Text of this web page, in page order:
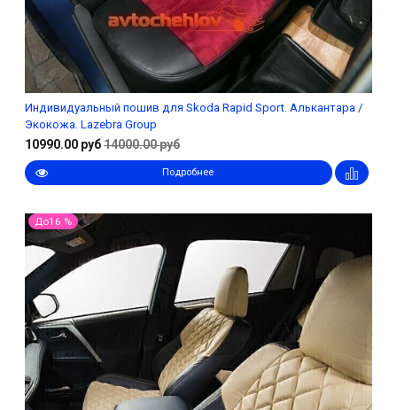
Индивидуальный пошив для Skoda Rapid Sport. Алькантара /
Экокожа. Lazebra Group
10990.00 руб14000.00 руб
Подробнее
До16 %